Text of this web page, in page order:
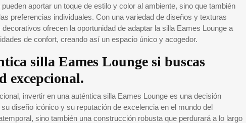
aportar un toque de estilo y color al ambiente, sino que también
preferencias individuales. Con una variedad de diseños y texturas
ofrecen la oportunidad de adaptar la silla Eames Lounge a
de confort, creando así un espacio único y acogedor.
silla Eames Lounge si buscas
excepcional.
invertir en una auténtica silla Eames Lounge es una decisión
diseño icónico y su reputación de excelencia en el mundo del
sino también una construcción robusta que perdurará a lo largo